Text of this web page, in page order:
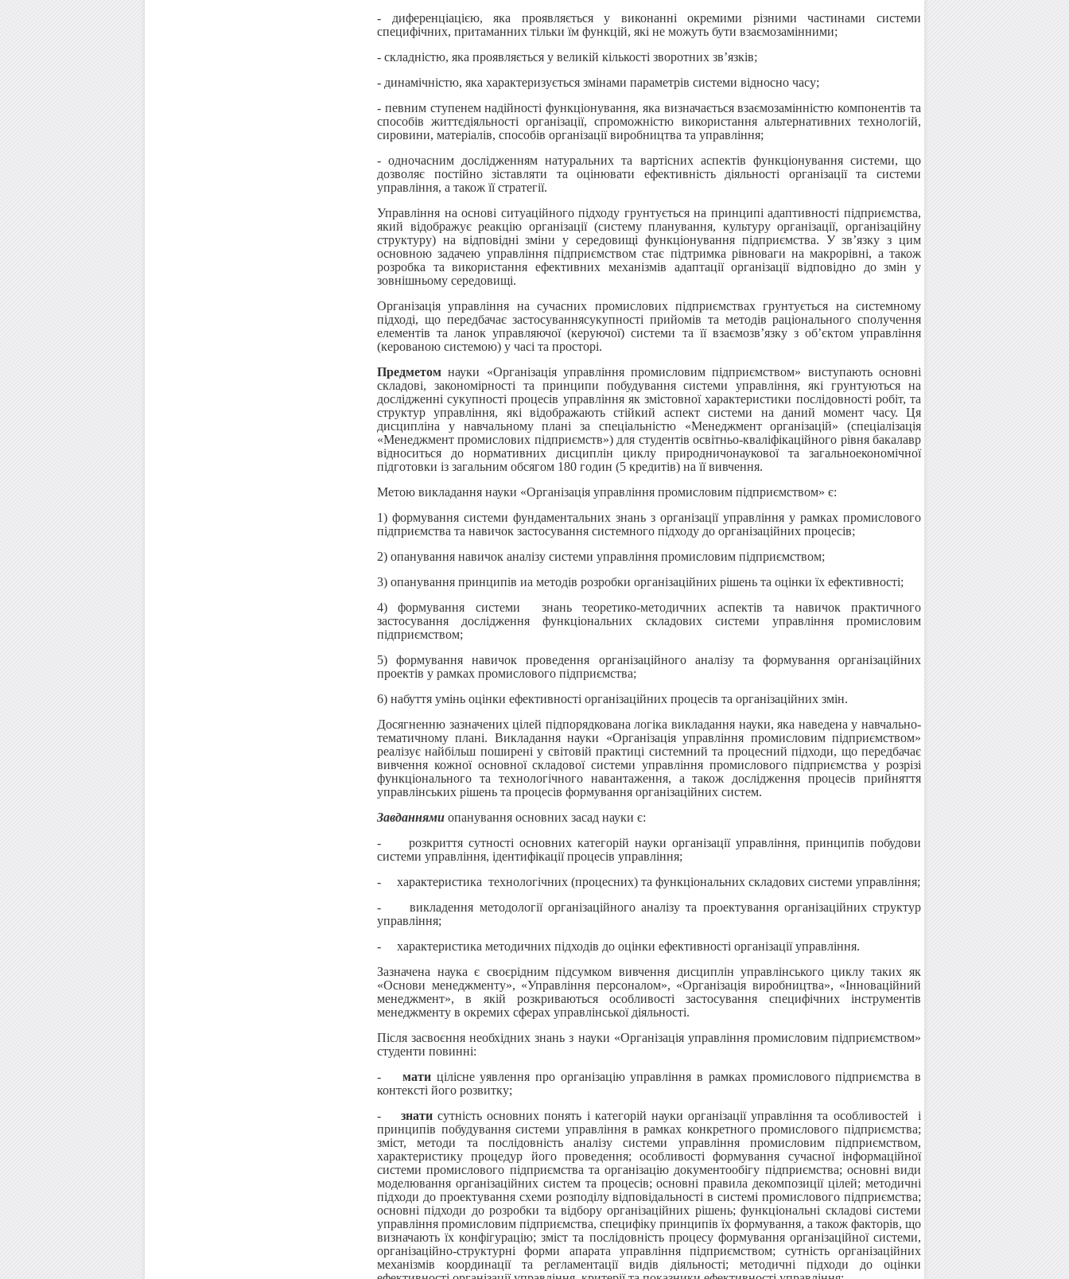
- диференціацією, яка проявляється у виконанні окремими різними частинами системи
специфічних, притаманних тільки їм функцій, які не можуть бути взаємозамінними;
- складністю, яка проявляється у великій кількості зворотних зв’язків;
- динамічністю, яка характеризується змінами параметрів системи відносно часу;
- певним ступенем надійності функціонування, яка визначається взаємозамінністю компонентів та
способів життєдіяльності організації, спроможністю використання альтернативних технологій,
сировини, матеріалів, способів організації виробництва та управління;
- одночасним дослідженням натуральних та вартісних аспектів функціонування системи, що
дозволяє постійно зіставляти та оцінювати ефективність діяльності організації та системи
управління, а також її стратегії.
Управління на основі ситуаційного підходу грунтується на принципі адаптивності підприємства,
який відображує реакцію організації (систему планування, культуру організації, організаційну
структуру) на відповідні зміни у середовищі функціонування підприємства. У зв’язку з цим
основною задачею управління підприємством стає підтримка рівноваги на макрорівні, а також
розробка та використання ефективних механізмів адаптації організації відповідно до змін у
зовнішньому середовищі.
Організація управління на сучасних промислових підприємствах грунтується на системному
підході, що передбачає застосуваннясукупності прийомів та методів раціонального сполучення
елементів та ланок управляючої (керуючої) системи та її взаємозв’язку з об’єктом управління
(керованою системою) у часі та просторі.
Предметом науки «Організація управління промисловим підприємством» виступають основні
складові, закономірності та принципи побудування системи управління, які грунтуються на
дослідженні сукупності процесів управління як змістовної характеристики послідовності робіт, та
структур управління, які відображають стійкий аспект системи на даний момент часу. Ця
дисципліна у навчальному плані за спеціальністю «Менеджмент організацій» (спеціалізація
«Менеджмент промислових підприємств») для студентів освітньо-кваліфікаційного рівня бакалавр
відноситься до нормативних дисциплін циклу природничонаукової та загальноекономічної
підготовки із загальним обсягом 180 годин (5 кредитів) на її вивчення.
Метою викладання науки «Організація управління промисловим підприємством» є:
1) формування системи фундаментальних знань з організації управління у рамках промислового
підприємства та навичок застосування системного підходу до організаційних процесів;
2) опанування навичок аналізу системи управління промисловим підприємством;
3) опанування принципів иа методів розробки організаційних рішень та оцінки їх ефективності;
4) формування системи знань теоретико-методичних аспектів та навичок практичного
застосування дослідження функціональних складових системи управління промисловим
підприємством;
5) формування навичок проведення організаційного аналізу та формування організаційних
проектів у рамках промислового підприємства;
6) набуття умінь оцінки ефективності організаційних процесів та організаційних змін.
Досягненню зазначених цілей підпорядкована логіка викладання науки, яка наведена у навчально-
тематичному плані. Викладання науки «Організація управління промисловим підприємством»
реалізує найбільш поширені у світовій практиці системний та процесний підходи, що передбачає
вивчення кожної основної складової системи управління промислового підприємства у розрізі
функціонального та технологічного навантаження, а також дослідження процесів прийняття
управлінських рішень та процесів формування організаційних систем.
Завданнями опанування основних засад науки є:
- розкриття сутності основних категорій науки організації управління, принципів побудови
системи управління, ідентифікації процесів управління;
- характеристика технологічних (процесних) та функціональних складових системи управління;
- викладення методології організаційного аналізу та проектування організаційних структур
управління;
- характеристика методичних підходів до оцінки ефективності організації управління.
Зазначена наука є своєрідним підсумком вивчення дисциплін управлінського циклу таких як
«Основи менеджменту», «Управління персоналом», «Організація виробництва», «Інноваційний
менеджмент», в якій розкриваються особливості застосування специфічних інструментів
менеджменту в окремих сферах управлінської діяльності.
Після засвоєння необхідних знань з науки «Організація управління промисловим підприємством»
студенти повинні:
- мати цілісне уявлення про організацію управління в рамках промислового підприємства в
контексті його розвитку;
- знати сутність основних понять і категорій науки організації управління та особливостей і
принципів побудування системи управління в рамках конкретного промислового підприємства;
зміст, методи та послідовність аналізу системи управління промисловим підприємством,
характеристику процедур його проведення; особливості формування сучасної інформаційної
системи промислового підприємства та організацію документообігу підприємства; основні види
моделювання організаційних систем та процесів; основні правила декомпозиції цілей; методичні
підходи до проектування схеми розподілу відповідальності в системі промислового підприємства;
основні підходи до розробки та відбору організаційних рішень; функціональні складові системи
управління промисловим підприємства, специфіку принципів їх формування, а також факторів, що
визначають їх конфігурацію; зміст та послідовність процесу формування організаційної системи,
організаційно-структурні форми апарата управління підприємством; сутність організаційних
механізмів координації та регламентації видів діяльності; методичні підходи до оцінки